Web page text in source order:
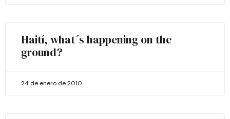
Haití, what´s happening on the
ground?
24 de enero de 2010